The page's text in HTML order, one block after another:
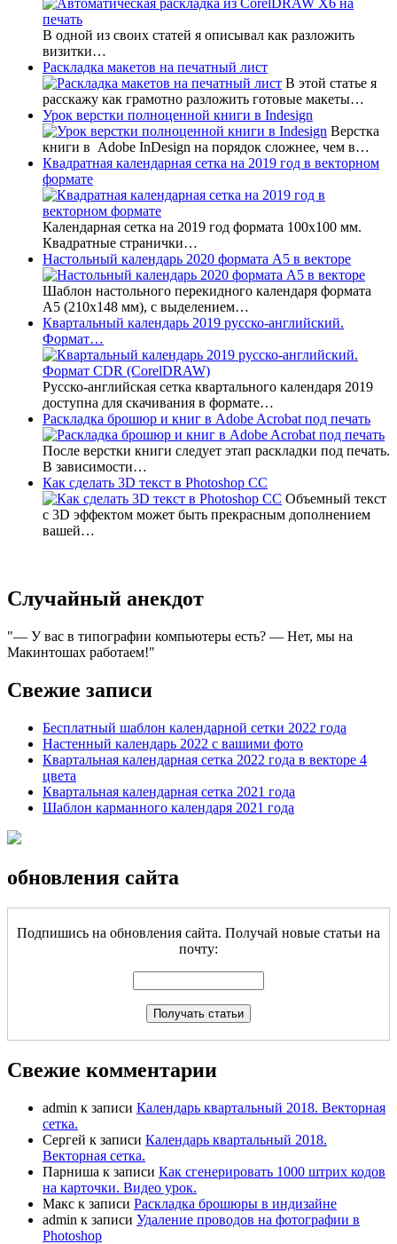
В одной из своих статей я описывал как разложить
визитки…
Раскладка макетов на печатный лист
В этой статье я
расскажу как грамотно разложить готовые макеты…
Урок верстки полноценной книги в Indesign
Верстка
книги в Adobe InDesign на порядок сложнее, чем в…
Квадратная календарная сетка на 2019 год в векторном
формате
Календарная сетка на 2019 год формата 100х100 мм.
Квадратные странички…
Настольный календарь 2020 формата А5 в векторе
Шаблон настольного перекидного календаря формата
А5 (210х148 мм), с выделением…
Квартальный календарь 2019 русско-английский.
Формат…
Русско-английская сетка квартального календаря 2019
доступна для скачивания в формате…
Раскладка брошюр и книг в Adobe Acrobat под печать
После верстки книги следует этап раскладки под печать.
В зависимости…
Как сделать 3D текст в Photoshop CC
Объемный текст
с 3D эффектом может быть прекрасным дополнением
вашей…
Случайный анекдот
— У вас в типографии компьютеры есть? — Нет, мы на
Макинтошах работаем!
Свежие записи
Бесплатный шаблон календарной сетки 2022 года
Настенный календарь 2022 с вашими фото
Квартальная календарная сетка 2022 года в векторе 4
цвета
Квартальная календарная сетка 2021 года
Шаблон карманного календаря 2021 года
обновления сайта
Подпишись на обновления сайта. Получай новые статьи на
почту:
Свежие комментарии
admin к записи Календарь квартальный 2018. Векторная
сетка.
Сергей к записи Календарь квартальный 2018.
Векторная сетка.
Парниша к записи Как сгенерировать 1000 штрих кодов
на карточки. Видео урок.
Макс к записи Раскладка брошюры в индизайне
admin к записи Удаление проводов на фотографии в
Photoshop